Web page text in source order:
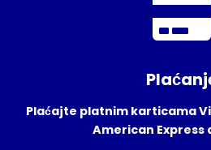
Plaćajte platnim karticama
American Express